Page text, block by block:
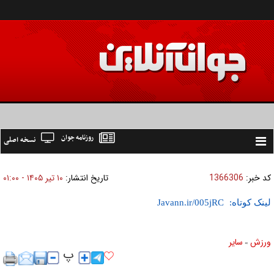
Toggle
نسخه اصلی روزنامه جوان
کد خبر: 1366306 تاریخ انتشار: ۱۰ تير ۱۴۰۵ - ۰۱:۰۰
لینک کوتاه:
ورزش » ساير